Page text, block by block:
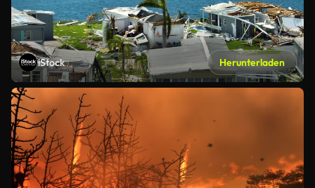
iStock Herunterladen